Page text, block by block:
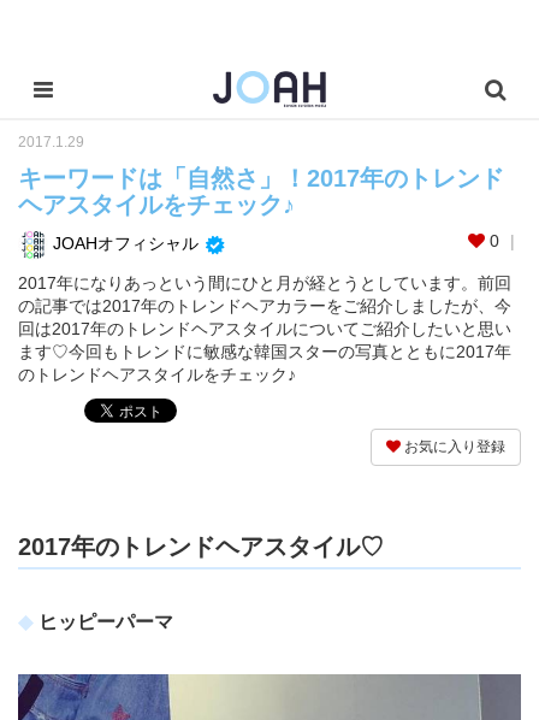
2017.1.29
キーワードは「自然さ」！2017年のトレンド
ヘアスタイルをチェック♪
JOAHオフィシャル 0
2017年になりあっという間にひと月が経とうとしています。前回
の記事では2017年のトレンドヘアカラーをご紹介しましたが、今
回は2017年のトレンドヘアスタイルについてご紹介したいと思い
ます♡今回もトレンドに敏感な韓国スターの写真とともに2017年
のトレンドヘアスタイルをチェック♪
お気に入り登録
2017年のトレンドヘアスタイル♡
ヒッピーパーマ